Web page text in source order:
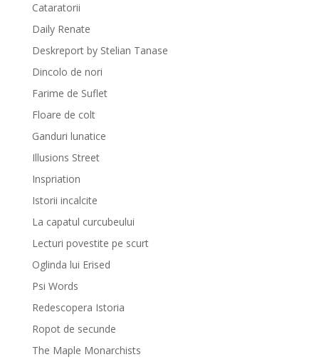
Cataratorii
Daily Renate
Deskreport by Stelian Tanase
Dincolo de nori
Farime de Suflet
Floare de colt
Ganduri lunatice
Illusions Street
Inspriation
Istorii incalcite
La capatul curcubeului
Lecturi povestite pe scurt
Oglinda lui Erised
Psi Words
Redescopera Istoria
Ropot de secunde
The Maple Monarchists